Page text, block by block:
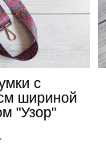
с
шириной
"Узор"